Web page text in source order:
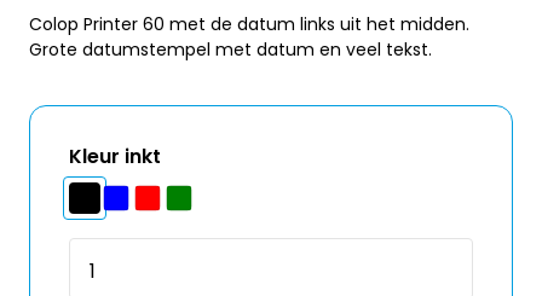
Colop Printer 60 met de datum links uit het midden.
Grote datumstempel met datum en veel tekst.
Kleur inkt